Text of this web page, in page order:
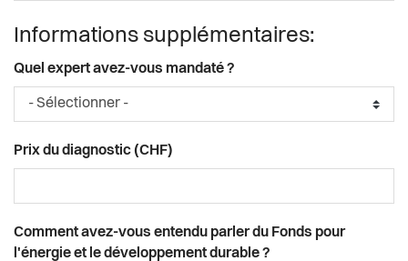
Informations supplémentaires:
Quel expert avez-vous mandaté ?
Prix du diagnostic (CHF)
Comment avez-vous entendu parler du Fonds pour
l'énergie et le développement durable ?